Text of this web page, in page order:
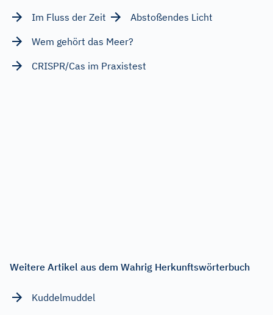
Im Fluss der Zeit
Abstoßendes Licht
Wem gehört das Meer?
CRISPR/Cas im Praxistest
Weitere Artikel aus dem Wahrig Herkunftswörterbuch
Kuddelmuddel